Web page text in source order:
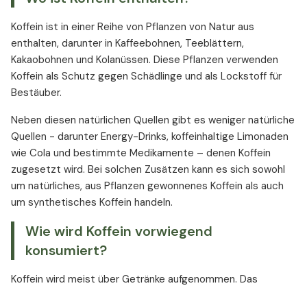
Ab welcher Menge ist Koffein schädlich?
Koffein in Lebensmitteln – Tabellen
Koffein in Lebensmitteln pro Portion
Koffein in Lebensmitteln pro 100 ml bzw. 100 g
Koffein ist in einer Reihe von Pflanzen von Natur aus
enthalten, darunter in Kaffeebohnen, Teeblättern,
Kakaobohnen und Kolanüssen. Diese Pflanzen verwenden
Koffein als Schutz gegen Schädlinge und als Lockstoff für
Bestäuber.
Neben diesen natürlichen Quellen gibt es weniger natürliche
Quellen - darunter Energy-Drinks, koffeinhaltige Limonaden
wie Cola und bestimmte Medikamente – denen Koffein
zugesetzt wird. Bei solchen Zusätzen kann es sich sowohl
um natürliches, aus Pflanzen gewonnenes Koffein als auch
um synthetisches Koffein handeln.
Wie wird Koffein vorwiegend
konsumiert?
Koffein wird meist über Getränke aufgenommen. Das